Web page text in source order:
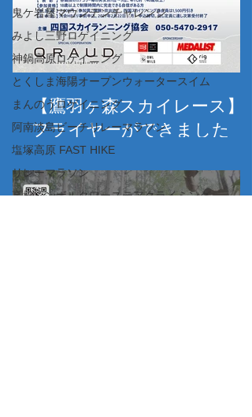
鬼ケ岩屋マウンテンチャレンジ
みよし三野ロゲイニング
神鍋高原ロゲイニング
とくしま海陽オープンウォータースイム
まんのうロゲイニング
阿南淡島ビーチリレーマラソン
塩塚高原 FAST HIKE
リレーマラソン
高松シンボルタワーステアクライミング
【鷹羽ヶ森スカイレース】
フライヤーができました